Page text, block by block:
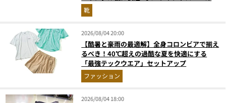
『コレ買いです』Vol.173
靴
2026/08/04 20:00
【酷暑と豪雨の最適解】全身コロンビアで揃え
るべき！40℃超えの過酷な夏を快適にする
「最強テックウエア」セットアップ
ファッション
2026/08/04 18:00